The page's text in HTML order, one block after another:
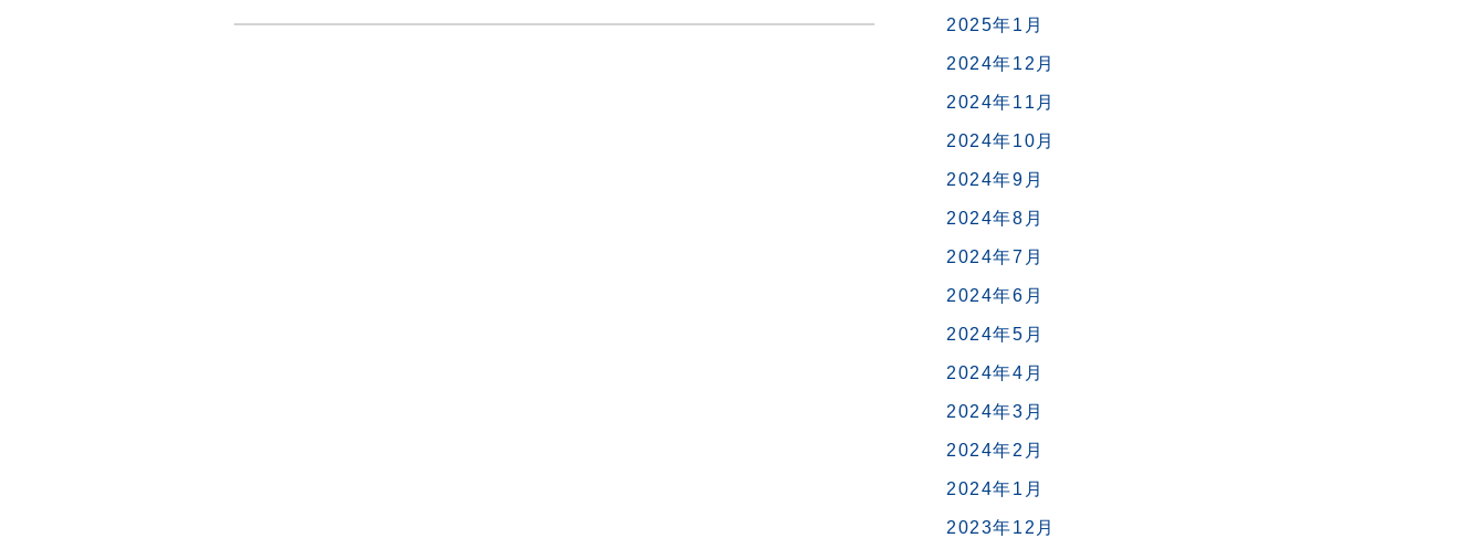
ナ
2025年1月
2024年12月
2024年11月
2024年10月
2024年9月
2024年8月
2024年7月
2024年6月
2024年5月
2024年4月
2024年3月
2024年2月
2024年1月
2023年12月